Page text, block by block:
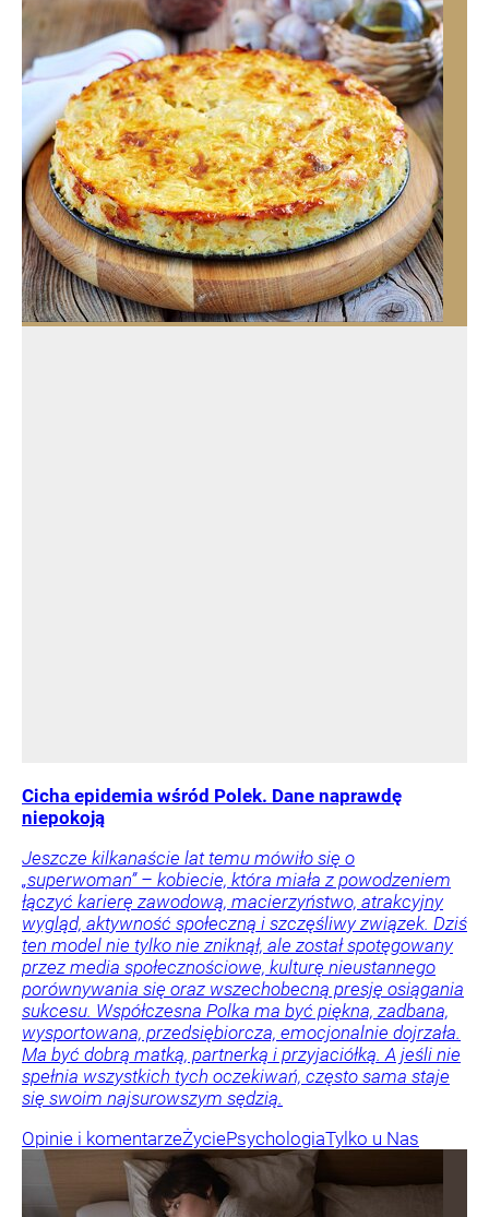
Cicha epidemia wśród Polek. Dane naprawdę
niepokoją
Jeszcze kilkanaście lat temu mówiło się o
„superwoman” – kobiecie, która miała z powodzeniem
łączyć karierę zawodową, macierzyństwo, atrakcyjny
wygląd, aktywność społeczną i szczęśliwy związek. Dziś
ten model nie tylko nie zniknął, ale został spotęgowany
przez media społecznościowe, kulturę nieustannego
porównywania się oraz wszechobecną presję osiągania
sukcesu. Współczesna Polka ma być piękna, zadbana,
wysportowana, przedsiębiorcza, emocjonalnie dojrzała.
Ma być dobrą matką, partnerką i przyjaciółką. A jeśli nie
spełnia wszystkich tych oczekiwań, często sama staje
się swoim najsurowszym sędzią.
Opinie i komentarzeŻyciePsychologiaTylko u Nas